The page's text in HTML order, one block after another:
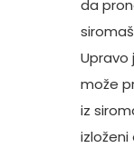
da
Upravo
može
iz
izloženi